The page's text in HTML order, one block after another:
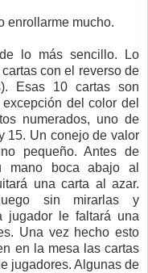
enrollarme mucho.
lo más sencillo. Lo
con el reverso de
Esas 10 cartas son
del color del
numerados, uno de
15. Un conejo de valor
pequeño. Antes de
mano boca abajo al
una carta al azar.
sin mirarlas y
jugador le faltará una
Una vez hecho esto
en la mesa las cartas
jugadores. Algunas de